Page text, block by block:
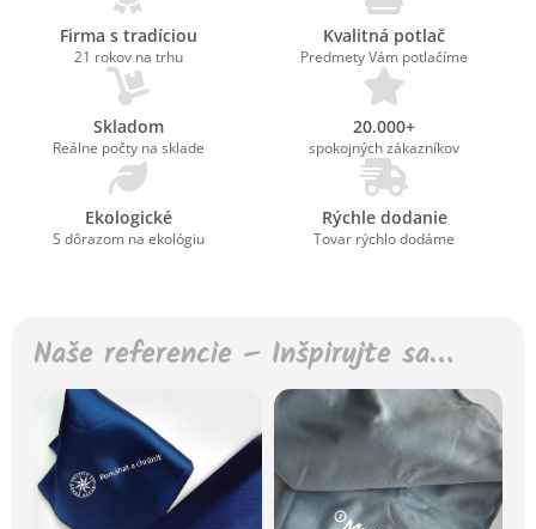
Firma s tradíciou
21 rokov na trhu
Kvalitná potlač
Predmety Vám potlačíme
Skladom
Reálne počty na sklade
20.000+
spokojných zákazníkov
Ekologické
S dôrazom na ekológiu
Rýchle dodanie
Tovar rýchlo dodáme
Naše referencie – Inšpirujte sa…